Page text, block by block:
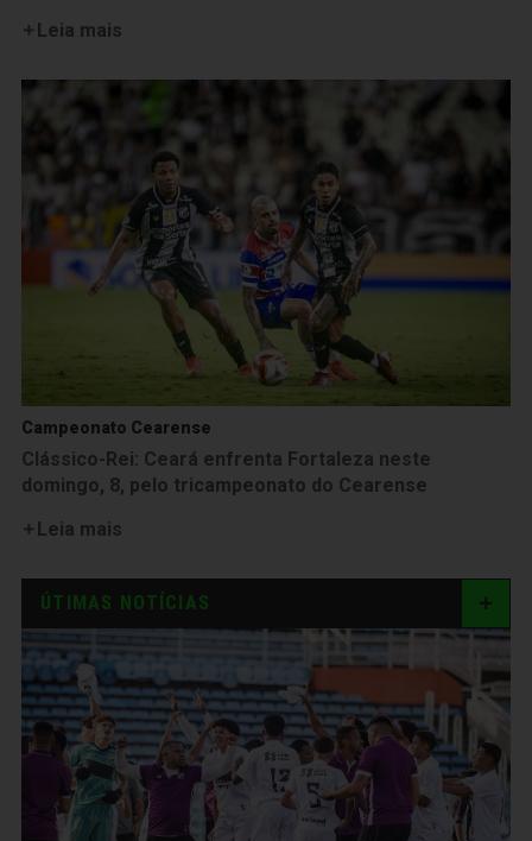
Leia mais
Campeonato Cearense
Clássico-Rei: Ceará enfrenta Fortaleza neste
domingo, 8, pelo tricampeonato do Cearense
Leia mais
ÚTIMAS NOTÍCIAS